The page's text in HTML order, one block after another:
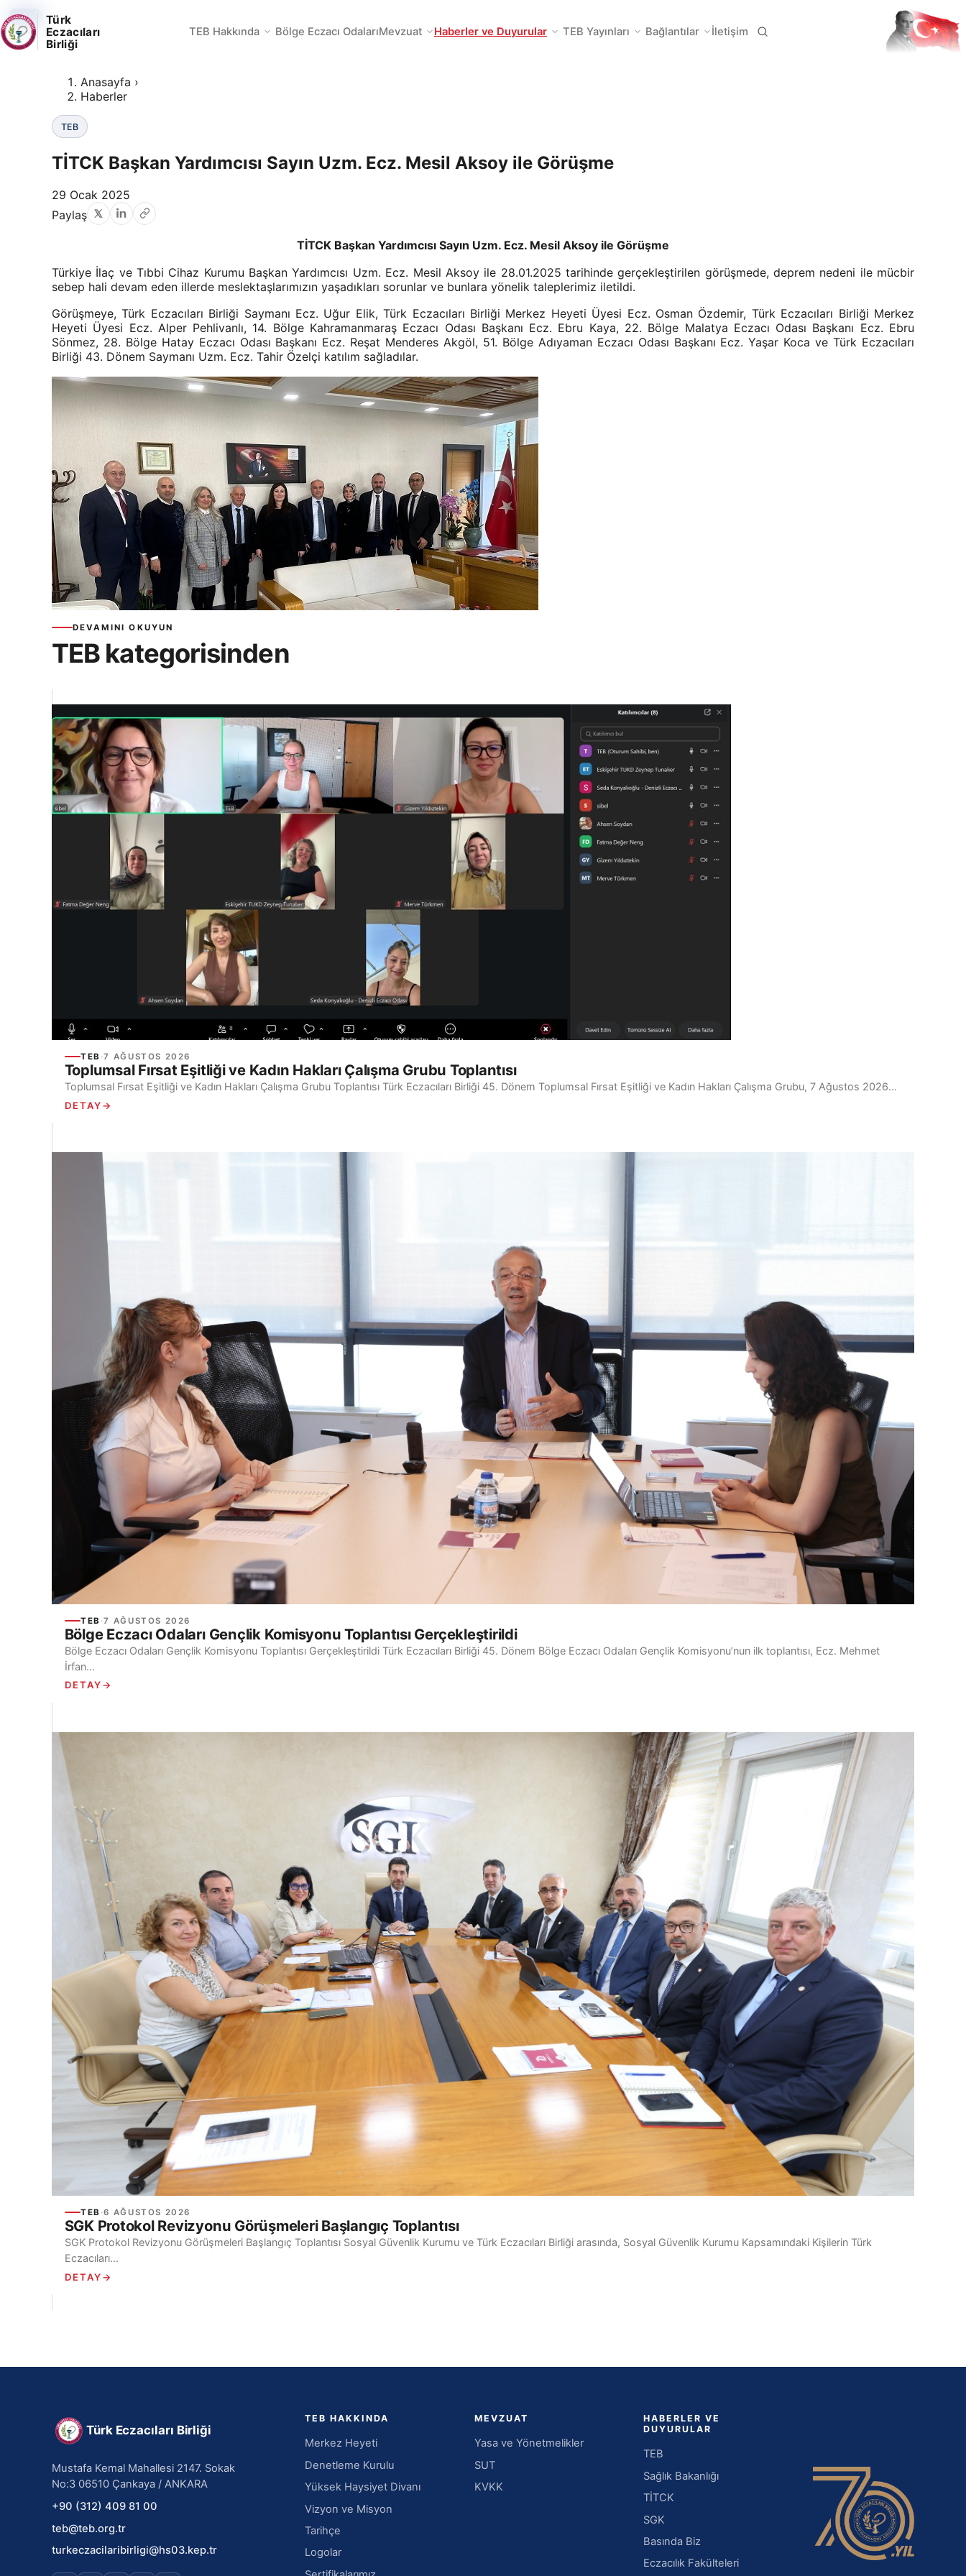
Türk
Eczacıları
Birliği
TEB Hakkında Bölge Eczacı OdalarıMevzuat Haberler ve Duyurular TEB Yayınları Bağlantılar İletişim
Anasayfa ›
Haberler
TEB
TİTCK Başkan Yardımcısı Sayın Uzm. Ecz. Mesil Aksoy ile Görüşme
29 Ocak 2025
Paylaş
TİTCK Başkan Yardımcısı Sayın Uzm. Ecz. Mesil Aksoy ile Görüşme
Türkiye İlaç ve Tıbbi Cihaz Kurumu Başkan Yardımcısı Uzm. Ecz. Mesil Aksoy ile 28.01.2025 tarihinde gerçekleştirilen görüşmede, deprem nedeni ile mücbir
sebep hali devam eden illerde meslektaşlarımızın yaşadıkları sorunlar ve bunlara yönelik taleplerimiz iletildi.
Görüşmeye, Türk Eczacıları Birliği Saymanı Ecz. Uğur Elik, Türk Eczacıları Birliği Merkez Heyeti Üyesi Ecz. Osman Özdemir, Türk Eczacıları Birliği Merkez
Heyeti Üyesi Ecz. Alper Pehlivanlı, 14. Bölge Kahramanmaraş Eczacı Odası Başkanı Ecz. Ebru Kaya, 22. Bölge Malatya Eczacı Odası Başkanı Ecz. Ebru
Sönmez, 28. Bölge Hatay Eczacı Odası Başkanı Ecz. Reşat Menderes Akgöl, 51. Bölge Adıyaman Eczacı Odası Başkanı Ecz. Yaşar Koca ve Türk Eczacıları
Birliği 43. Dönem Saymanı Uzm. Ecz. Tahir Özelçi katılım sağladılar.
DEVAMINI OKUYUN
TEB kategorisinden
TEB
TEB ·7 AĞUSTOS 2026
Toplumsal Fırsat Eşitliği ve Kadın Hakları Çalışma Grubu Toplantısı
Toplumsal Fırsat Eşitliği ve Kadın Hakları Çalışma Grubu Toplantısı Türk Eczacıları Birliği 45. Dönem Toplumsal Fırsat Eşitliği ve Kadın Hakları Çalışma Grubu, 7 Ağustos 2026...
DETAY→
TEB
TEB ·7 AĞUSTOS 2026
Bölge Eczacı Odaları Gençlik Komisyonu Toplantısı Gerçekleştirildi
Bölge Eczacı Odaları Gençlik Komisyonu Toplantısı Gerçekleştirildi Türk Eczacıları Birliği 45. Dönem Bölge Eczacı Odaları Gençlik Komisyonu’nun ilk toplantısı, Ecz. Mehmet
İrfan...
DETAY→
TEB
TEB ·6 AĞUSTOS 2026
SGK Protokol Revizyonu Görüşmeleri Başlangıç Toplantısı
SGK Protokol Revizyonu Görüşmeleri Başlangıç Toplantısı Sosyal Güvenlik Kurumu ve Türk Eczacıları Birliği arasında, Sosyal Güvenlik Kurumu Kapsamındaki Kişilerin Türk
Eczacıları...
DETAY→
Türk Eczacıları Birliği
Mustafa Kemal Mahallesi 2147. Sokak
No:3 06510 Çankaya / ANKARA
+90 (312) 409 81 00
teb@teb.org.tr
turkeczacilaribirligi@hs03.kep.tr
TEB HAKKINDA
Merkez Heyeti
Denetleme Kurulu
Yüksek Haysiyet Divanı
Vizyon ve Misyon
Tarihçe
Logolar
MEVZUAT
Yasa ve Yönetmelikler
SUT
KVKK
HABERLER VE
DUYURULAR
TEB
Sağlık Bakanlığı
TİTCK
SGK
Basında Biz
Eczacılık Fakülteleri